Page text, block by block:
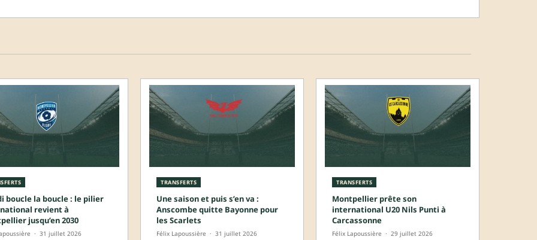
boucle la boucle : le pilier
revient à
jusqu’en 2030
· 31 juillet 2026
TRANSFERTS
Une saison et puis s’en va :
Anscombe quitte Bayonne pour
les Scarlets
Félix Lapoussière · 31 juillet 2026
TRANSFERTS
Montpellier prête son
international U20 Nils Punti à
Carcassonne
Félix Lapoussière · 29 juillet 2026